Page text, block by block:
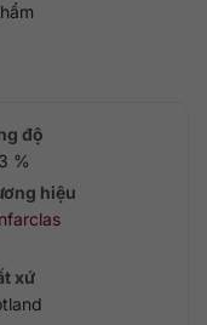
độ
%
hiệu
xứ